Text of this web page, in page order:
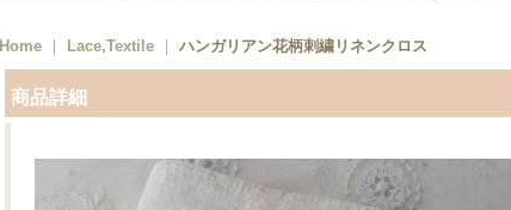
Home Lace,Textile ハンガリアン花柄刺繍リネンクロス
商品詳細